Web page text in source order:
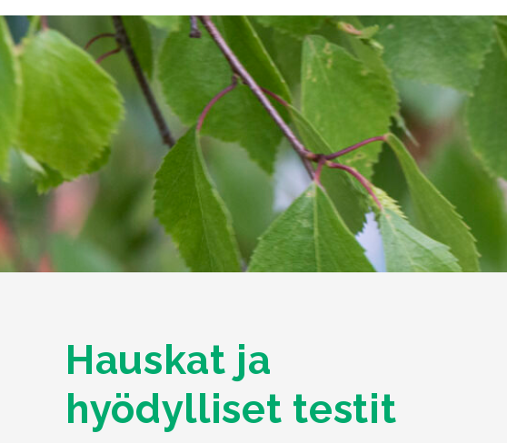
Hauskat ja
hyödylliset testit